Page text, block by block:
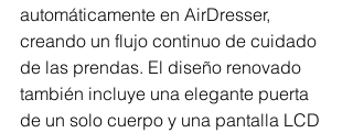
automáticamente en AirDresser,
creando un flujo continuo de cuidado
de las prendas. El diseño renovado
también incluye una elegante puerta
de un solo cuerpo y una pantalla LCD